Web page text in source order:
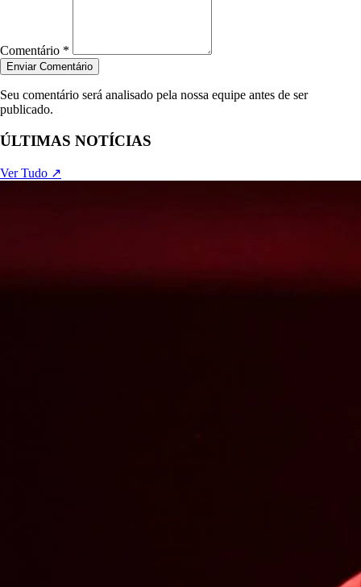
Comentário *
Enviar Comentário
Seu comentário será analisado pela nossa equipe antes de ser
publicado.
ÚLTIMAS NOTÍCIAS
Ver Tudo ↗